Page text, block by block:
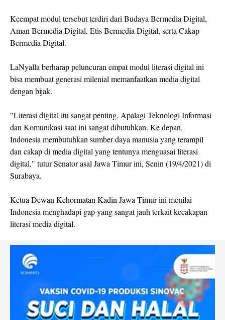
Keempat modul tersebut terdiri dari Budaya Bermedia Digital,
Aman Bermedia Digital, Etis Bermedia Digital, serta Cakap
Bermedia Digital.
LaNyalla berharap peluncuran empat modul literasi digital ini
bisa membuat generasi milenial memanfaatkan media digital
dengan bijak.
"Literasi digital itu sangat penting. Apalagi Teknologi Informasi
dan Komunikasi saat ini sangat dibutuhkan. Ke depan,
Indonesia membutuhkan sumber daya manusia yang terampil
dan cakap di media digital yang tentunya menguasai literasi
digital," tutur Senator asal Jawa Timur ini, Senin (19/4/2021) di
Surabaya.
Ketua Dewan Kehormatan Kadin Jawa Timur ini menilai
Indonesia menghadapi gap yang sangat jauh terkait kecakapan
literasi media digital.